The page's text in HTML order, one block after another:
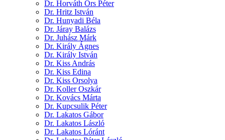
Dr. Horváth Örs Péter
Dr. Hritz István
Dr. Hunyadi Béla
Dr. Járay Balázs
Dr. Juhász Márk
Dr. Király Ágnes
Dr. Király István
Dr. Kiss András
Dr. Kiss Edina
Dr. Kiss Orsolya
Dr. Koller Oszkár
Dr. Kovács Márta
Dr. Kupcsulik Péter
Dr. Lakatos Gábor
Dr. Lakatos László
Dr. Lakatos Lóránt